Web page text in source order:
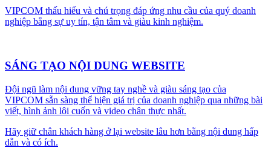
VIPCOM thấu hiểu và chú trọng đáp ứng nhu cầu của quý doanh
nghiệp bằng sự uy tín, tận tâm và giàu kinh nghiệm.
SÁNG TẠO NỘI DUNG WEBSITE
Đội ngũ làm nội dung vững tay nghề và giàu sáng tạo của
VIPCOM sẵn sàng thể hiện giá trị của doanh nghiệp qua những bài
viết, hình ảnh lôi cuốn và video chân thực nhất.
Hãy giữ chân khách hàng ở lại website lâu hơn bằng nội dung hấp
dẫn và có ích.